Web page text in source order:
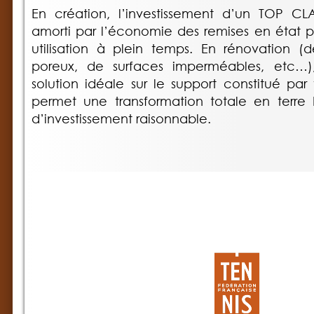
En création, l’investissement d’un TOP
amorti par l’économie des remises en état
utilisation à plein temps. En rénovation
poreux, de surfaces imperméables,
solution idéale sur le support constitué par
permet une transformation totale en
d’investissement raisonnable.